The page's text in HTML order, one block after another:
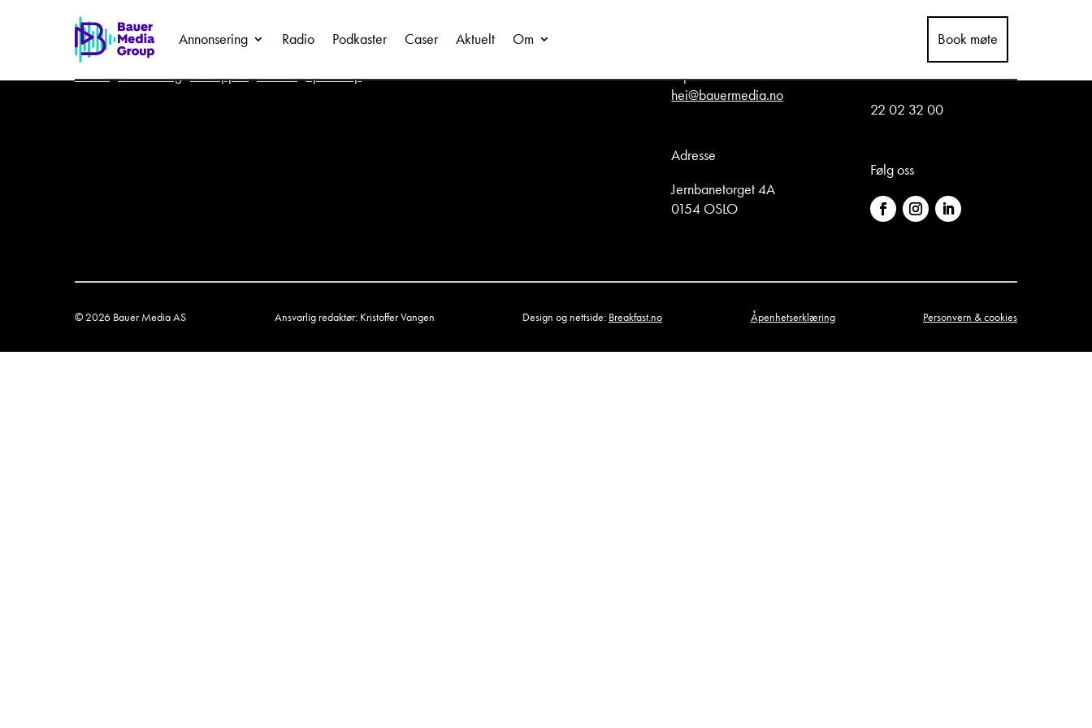
Annonsering Radio Podkaster Caser Aktuelt Om
Book møte
Presse Feilmelding Last opp fil Prisliste Speak Up
E-post
hei@bauermedia.no
Adresse
Jernbanetorget 4A
0154 OSLO
Telefon
22 02 32 00
Følg oss
© 2026 Bauer Media AS Ansvarlig redaktør: Kristoffer Vangen Design og nettside: Breakfast.no Åpenhetserklæring Personvern & cookies